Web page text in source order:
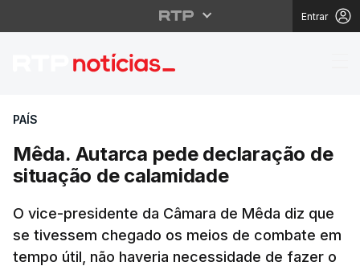
Entrar
Mêda. Autarca pede
PAÍS
Mêda. Autarca pede declaração de
situação de calamidade
O vice-presidente da Câmara de Mêda diz que
se tivessem chegado os meios de combate em
tempo útil, não haveria necessidade de fazer o